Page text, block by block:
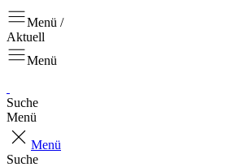
Menü /
Aktuell
Menü
Suche
Menü
Menü
Suche